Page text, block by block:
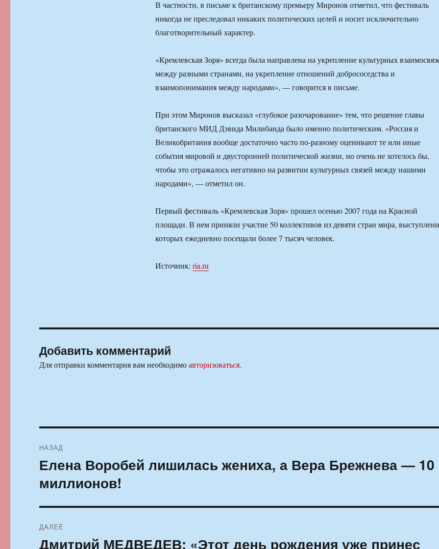
В частности, в письме к британскому премьеру Миронов отметил, что фестиваль
никогда не преследовал никаких политических целей и носит исключительно
благотворительный характер.
«Кремлевская Зоря» всегда была направлена на укрепление культурных
между разными странами, на укрепление отношений добрососедства и
взаимопонимания между народами», — говорится в письме.
При этом Миронов высказал «глубокое разочарование» тем, что решение главы
британского МИД Дэвида Милибанда было именно политическим. «Россия и
Великобритания вообще достаточно часто по-разному оценивают те или иные
события мировой и двусторонней политической жизни, но очень не хотелось бы,
чтобы это отражалось негативно на развитии культурных связей между нашими
народами», — отметил он.
Первый фестиваль «Кремлевская Зоря» прошел осенью 2007 года на Красной
площади. В нем приняли участие 50 коллективов из девяти стран мира,
которых ежедневно посещали более 7 тысяч человек.
Источник: ria.ru
Добавить комментарий
Для отправки комментария вам необходимоавторизоваться.
по
записям
НАЗАД
Предыдущая
Елена Воробей лишилась жениха, а Вера Брежнева — 10
миллионов!
ДАЛЕЕ
Следующая
Дмитрий МЕДВЕДЕВ: «Этот день рождения уже принес